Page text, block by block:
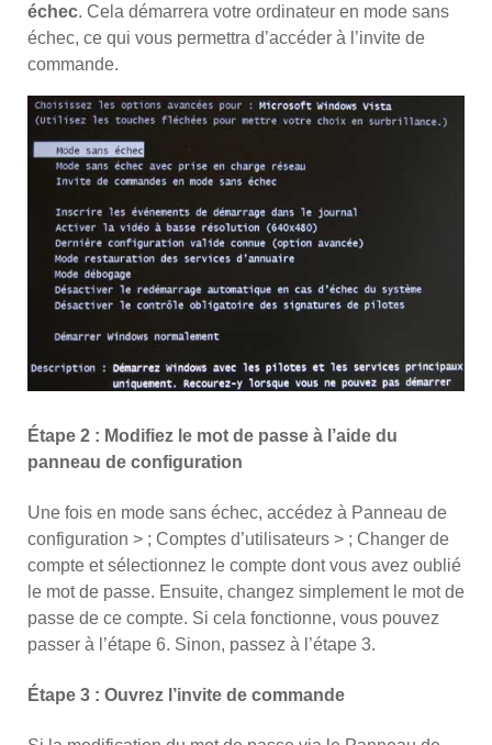
échec. Cela démarrera votre ordinateur en mode sans
échec, ce qui vous permettra d’accéder à l’invite de
commande.
Étape 2 : Modifiez le mot de passe à l’aide du
panneau de configuration
Une fois en mode sans échec, accédez à Panneau de
configuration > ; Comptes d’utilisateurs > ; Changer de
compte et sélectionnez le compte dont vous avez oublié
le mot de passe. Ensuite, changez simplement le mot de
passe de ce compte. Si cela fonctionne, vous pouvez
passer à l’étape 6. Sinon, passez à l’étape 3.
Étape 3 : Ouvrez l’invite de commande